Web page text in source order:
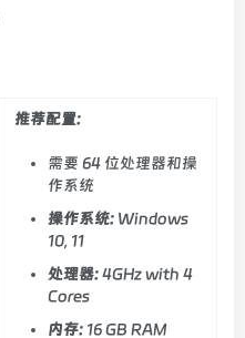
推荐配置:
需要 64 位处理器和操
作系统
操作系统: Windows
10, 11
处理器:4GHz with 4
Cores
内存: 16 GB RAM